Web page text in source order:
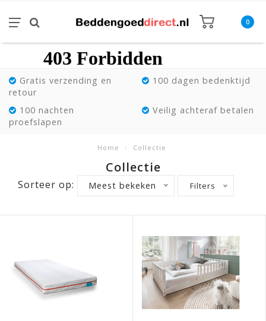
0
Gratis verzending en
retour
100 dagen bedenktijd
100 nachten
proefslapen
Veilig achteraf betalen
Home / Collectie
Collectie
Sorteer op: Meest bekeken Filters